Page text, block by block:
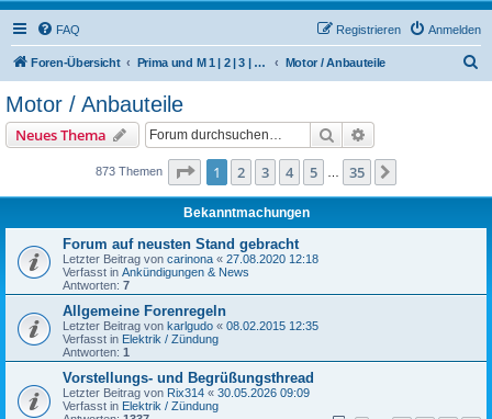
FAQ Anmelden
Registrieren
Foren-Übersicht Prima und M 1 | 2 | 3 | 4 | 5 | 6 | 504/506 M | 510 | 512 (Hercules / SACHS / DKW) Motor / Anbauteile
Motor / Anbauteile
Neues Thema Suche
873 Themen Seite 1von 35
1 2 3 4 5 35
Bekanntmachungen
Forum auf neusten Stand gebracht
Letzter Beitrag von carinona « 27.08.2020 12:18
Verfasst in Ankündigungen & News
Antworten: 7
Allgemeine Forenregeln
Letzter Beitrag von karlgudo « 08.02.2015 12:35
Verfasst in Elektrik / Zündung
Antworten: 1
Vorstellungs- und Begrüßungsthread
Letzter Beitrag von Rix314 « 30.05.2026 09:09
Verfasst in Elektrik / Zündung